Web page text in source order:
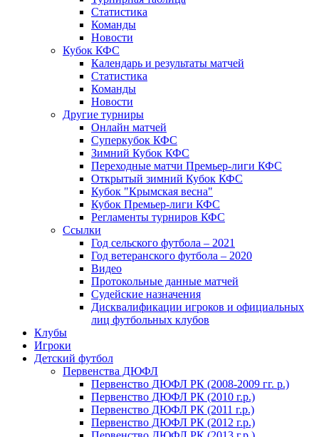
Статистика
Команды
Новости
Кубок КФС
Календарь и результаты матчей
Статистика
Команды
Новости
Другие турниры
Онлайн матчей
Суперкубок КФС
Зимний Кубок КФС
Переходные матчи Премьер-лиги КФС
Открытый зимний Кубок КФС
Кубок "Крымская весна"
Кубок Премьер-лиги КФС
Регламенты турниров КФС
Ссылки
Год сельского футбола – 2021
Год ветеранского футбола – 2020
Видео
Протокольные данные матчей
Судейские назначения
Дисквалификации игроков и официальных
лиц футбольных клубов
Клубы
Игроки
Детский футбол
Первенства ДЮФЛ
Первенство ДЮФЛ РК (2008-2009 гг. р.)
Первенство ДЮФЛ РК (2010 г.р.)
Первенство ДЮФЛ РК (2011 г.р.)
Первенство ДЮФЛ РК (2012 г.р.)